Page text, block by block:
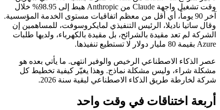
وقت تشغيل واجهة Claude من Anthropic هبط إلى 98.95% خلال
آخر 90 يوماً، أي أقل من معظم اتفاقيات مستوى الخدمة المؤسسية.
وقال ساتيا ناديلا، الرئيس التنفيذي لمايكروسوفت، للمساهمين إن
الشركة لم تعد مقيدة بالشرائح، بل مقيدة بالكهرباء، ولديها طلبات
Azure بقيمة 80 مليار دولار لا تستطيع تنفيذها.
عصر الذكاء الاصطناعي الرخيص والوفير انتهى. ما يأتي بعده هو
مشكلة شراء، وليس مشكلة نماذج. وهذا يغيّر كيفية تخطيط كل
شركة لخارطة طريق الذكاء الاصطناعي لبقية سنة 2026.
أربعة اختناقات في وقت واحد